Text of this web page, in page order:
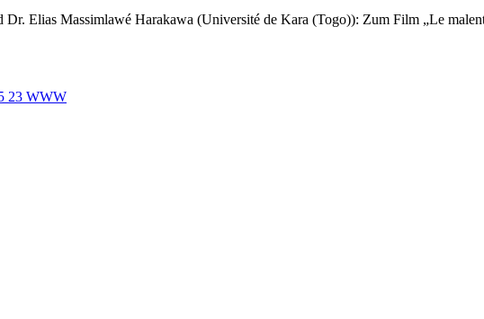
Elias Massimlawé Harakawa (Université de Kara (Togo)): Zum Film „Le
23 WWW